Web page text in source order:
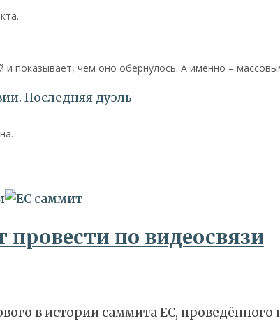
показывает, чем оно обернулось. А именно –
по видеосвязи
в истории саммита ЕС, проведённого